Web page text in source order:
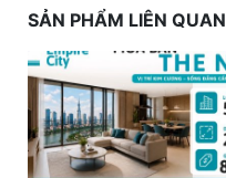
SẢN PHẨM LIÊN QUAN